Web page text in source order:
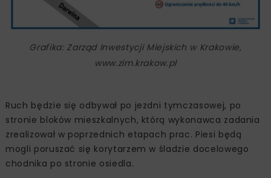
Grafika: Zarząd Inwestycji Miejskich w Krakowie,
www.zim.krakow.pl
Ruch będzie się odbywał po jezdni tymczasowej, po
stronie bloków mieszkalnych, którą wykonawca zadania
zrealizował w poprzednich etapach prac. Piesi będą
mogli poruszać się korytarzem w śladzie docelowego
chodnika po stronie osiedla.